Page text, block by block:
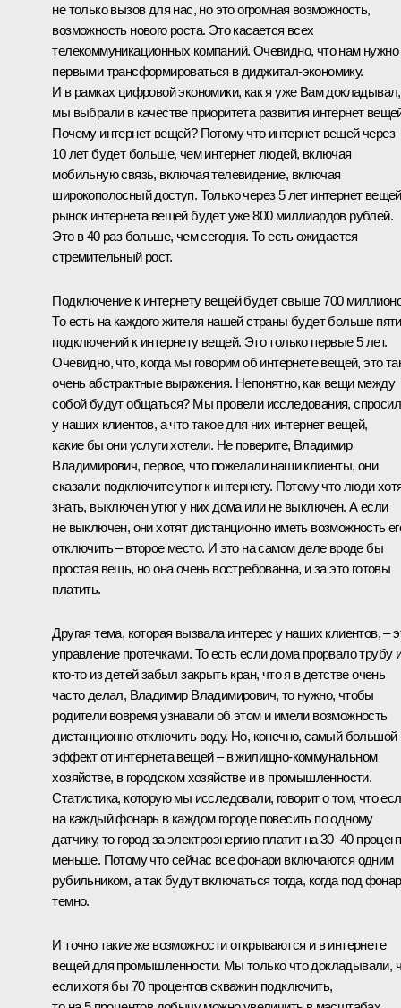
не только вызов для нас, но это огромная возможность,
возможность нового роста. Это касается всех
телекоммуникационных компаний. Очевидно, что нам нужно
первыми трансформироваться в диджитал-экономику.
И в рамках цифровой экономики, как я уже Вам докладывал,
мы выбрали в качестве приоритета развития интернет
Почему интернет вещей? Потому что интернет вещей через
10 лет будет больше, чем интернет людей, включая
мобильную связь, включая телевидение, включая
широкополосный доступ. Только через 5 лет интернет
рынок интернета вещей будет уже 800 миллиардов рублей.
Это в 40 раз больше, чем сегодня. То есть ожидается
стремительный рост.
Подключение к интернету вещей будет свыше 700
То есть на каждого жителя нашей страны будет больше пяти
подключений к интернету вещей. Это только первые 5 лет.
Очевидно, что, когда мы говорим об интернете вещей, это
очень абстрактные выражения. Непонятно, как вещи между
собой будут общаться? Мы провели исследования,
у наших клиентов, а что такое для них интернет вещей,
какие бы они услуги хотели. Не поверите, Владимир
Владимирович, первое, что пожелали наши клиенты, они
сказали: подключите утюг к интернету. Потому что люди
знать, выключен утюг у них дома или не выключен. А если
не выключен, они хотят дистанционно иметь возможность
отключить – второе место. И это на самом деле вроде бы
простая вещь, но она очень востребованна, и за это готовы
платить.
Другая тема, которая вызвала интерес у наших клиентов, –
управление протечками. То есть если дома прорвало трубу
кто‑то из детей забыл закрыть кран, что я в детстве очень
часто делал, Владимир Владимирович, то нужно, чтобы
родители вовремя узнавали об этом и имели возможность
дистанционно отключить воду. Но, конечно, самый большой
эффект от интернета вещей – в жилищно-коммунальном
хозяйстве, в городском хозяйстве и в промышленности.
Статистика, которую мы исследовали, говорит о том, что
на каждый фонарь в каждом городе повесить по одному
датчику, то город за электроэнергию платит на 30–40
меньше. Потому что сейчас все фонари включаются одним
рубильником, а так будут включаться тогда, когда под
темно.
И точно такие же возможности открываются и в интернете
вещей для промышленности. Мы только что докладывали,
если хотя бы 70 процентов скважин подключить,